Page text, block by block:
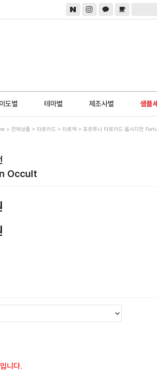
도별 테마별 제조사별 샘플
> 전체상품 > 타로카드 > 타로덱 > 포르투나 타로카드 옵시디언
Occult
니다.